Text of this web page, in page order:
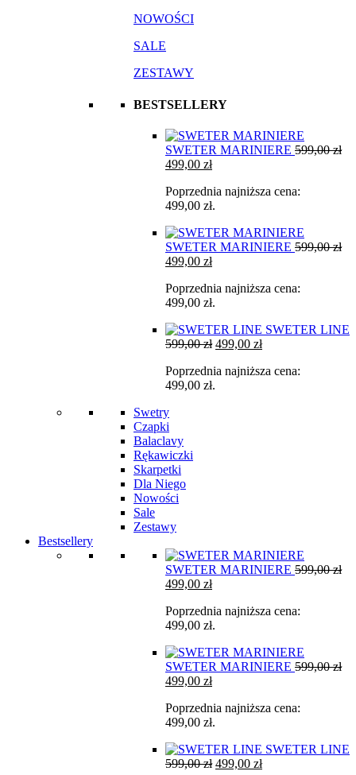
NOWOŚCI
SALE
ZESTAWY
BESTSELLERY
SWETER MARINIERE 599,00zł
Pierwotna
wynosiła:
599,00 zł.
499,00 złAktualna
wynosi:
499,00 zł.
Poprzednia najniższa cena:
499,00 zł.
SWETER MARINIERE 599,00zł
Pierwotna
wynosiła:
599,00 zł.
499,00 złAktualna
wynosi:
499,00 zł.
Poprzednia najniższa cena:
499,00 zł.
SWETER LINE
599,00zł Pierwotna
wynosiła:
499,00 złAktualna
wynosi:
Poprzednia najniższa cena:
499,00 zł.
Swetry
Czapki
Balaclavy
Rękawiczki
Skarpetki
Dla Niego
Nowości
Sale
Zestawy
Bestsellery
SWETER MARINIERE 599,00zł
Pierwotna
wynosiła:
599,00 zł.
499,00 złAktualna
wynosi:
499,00 zł.
Poprzednia najniższa cena:
499,00 zł.
SWETER MARINIERE 599,00zł
Pierwotna
wynosiła:
599,00 zł.
499,00 złAktualna
wynosi:
499,00 zł.
Poprzednia najniższa cena:
499,00 zł.
SWETER LINE
599,00zł Pierwotna
499,00 złAktualna